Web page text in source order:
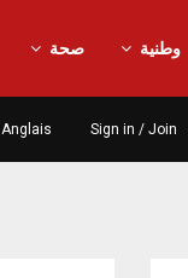
وطنية صحة
Anglais